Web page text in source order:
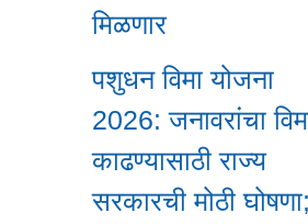
मिळणार
पशुधन विमा योजना
2026: जनावरांचा
काढण्यासाठी राज्य
सरकारची मोठी घोषणा;